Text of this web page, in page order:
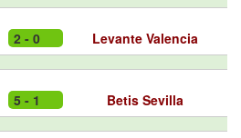
2 - 0 Levante Valencia
5 - 1 Betis Sevilla